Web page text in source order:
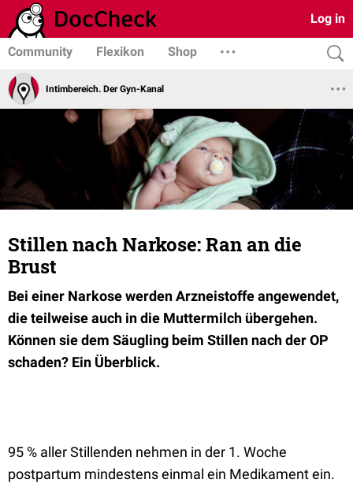
Log in
Community Flexikon Shop
Intimbereich. Der Gyn-Kanal
Stillen nach Narkose: Ran an die
Brust
Bei einer Narkose werden Arzneistoffe angewendet,
die teilweise auch in die Muttermilch übergehen.
Können sie dem Säugling beim Stillen nach der OP
schaden? Ein Überblick.
95 % aller Stillenden nehmen in der 1. Woche
postpartum mindestens einmal ein Medikament ein.